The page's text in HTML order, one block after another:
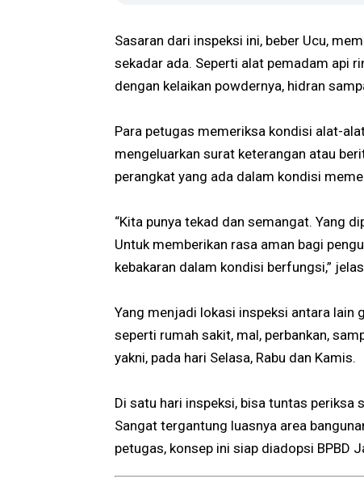
Sasaran dari inspeksi ini, beber Ucu,
sekadar ada. Seperti alat pemadam api
dengan kelaikan powdernya, hidran
Para petugas memeriksa kondisi alat-
mengeluarkan surat keterangan atau
perangkat yang ada dalam kondisi
“Kita punya tekad dan semangat. Yang
Untuk memberikan rasa aman bagi
kebakaran dalam kondisi berfungsi,”
Yang menjadi lokasi inspeksi antara lain
seperti rumah sakit, mal, perbankan,
yakni, pada hari Selasa, Rabu dan Kamis.
Di satu hari inspeksi, bisa tuntas periksa
Sangat tergantung luasnya area
petugas, konsep ini siap diadopsi BPBD